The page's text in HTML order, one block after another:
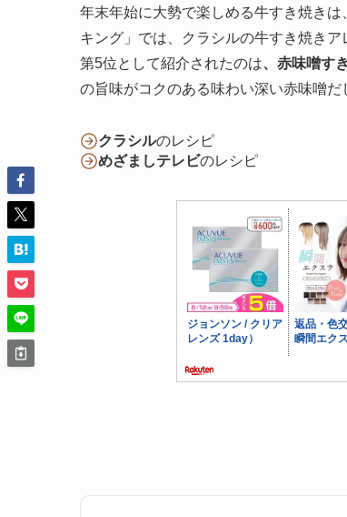
年末年始に大勢で楽しめる牛すき焼き
キング」では、クラシルの牛すき焼きア
第5位として紹介されたのは、赤味噌す
の旨味がコクのある味わい深い赤味噌だ
クラシルのレシピ
めざましテレビのレシピ